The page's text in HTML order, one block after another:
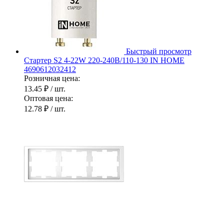
Быстрый просмотр
Стартер S2 4-22W 220-240В/110-130 IN HOME
4690612032412
Розничная цена:
13.45 ₽ / шт.
Оптовая цена:
12.78 ₽ / шт.